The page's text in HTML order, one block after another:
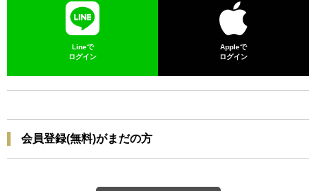
Lineで
ログイン
Appleで
ログイン
会員登録(無料)がまだの方